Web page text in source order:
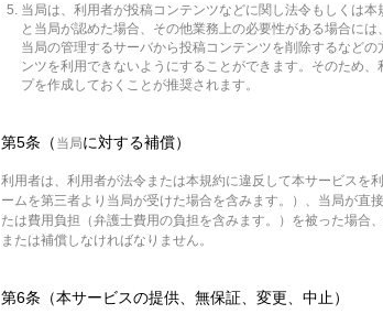
当局は、利用者が投稿コンテンツなどに関し法令もしくは
と当局が認めた場合、その他業務上の必要性がある場合には
当局の管理するサーバから投稿コンテンツを削除するなど
ンツを利用できないようにすることができます。そのため
プを作成しておくことが推奨されます。
第5条（ 当局に対する補償）
利用者は、利用者が法令または本規約に違反して本サービスを
ームを第三者より当局が受けた場合を含みます。）、当局が直
たは費用負担（弁護士費用の負担を含みます。）を被った場合
または補償しなければなりません。
第6条（本サービスの提供、無保証、変更、中止）